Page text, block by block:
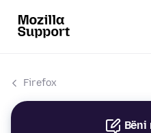
Firefox
Bëni